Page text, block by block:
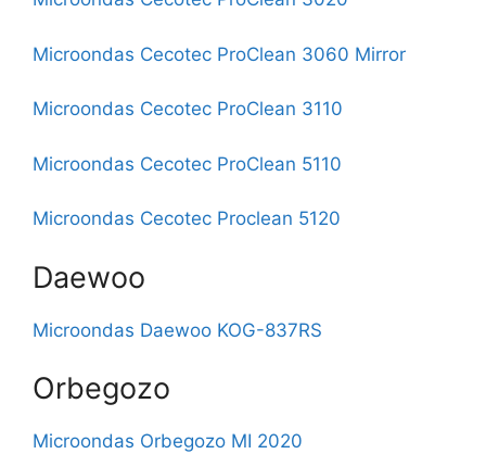
Microondas Cecotec ProClean 3060 Mirror
Microondas Cecotec ProClean 3110
Microondas Cecotec ProClean 5110
Microondas Cecotec Proclean 5120
Daewoo
Microondas Daewoo KOG-837RS
Orbegozo
Microondas Orbegozo MI 2020